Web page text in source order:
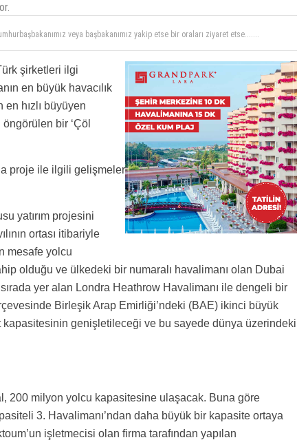
Şu an sadece bir pist ve küçük bir alanda apron mevcut. Meydanda sadece
şirketleri ilgi
en büyük havacılık
hızlı büyüyen
bir ‘Çöl
proje ile ilgili gelişmeler
yatırım projesini
ortası itibariyle
mesafe yolcu
olduğu ve ülkedeki bir numaralı havalimanı olan Dubai
sırada yer alan Londra Heathrow Havalimanı ile dengeli bir
Birleşik Arap Emirliği’ndeki (BAE) ikinci büyük
kapasitesinin genişletileceği ve bu sayede dünya üzerindeki
200 milyon yolcu kapasitesine ulaşacak. Buna göre
3. Havalimanı’ndan daha büyük bir kapasite ortaya
işletmecisi olan firma tarafından yapılan